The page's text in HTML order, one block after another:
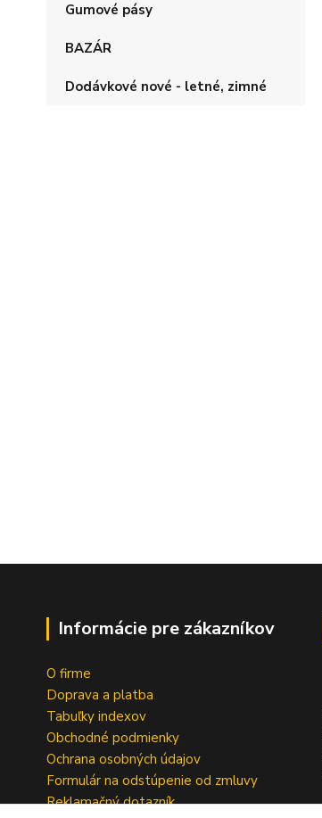
Gumové pásy
BAZÁR
Dodávkové nové - letné, zimné
Informácie pre zákazníkov
O firme
Doprava a platba
Tabuľky indexov
Obchodné podmienky
Ochrana osobných údajov
Formulár na odstúpenie od zmluvy
Reklamačný dotazník